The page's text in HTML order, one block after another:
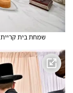
שמחת בית